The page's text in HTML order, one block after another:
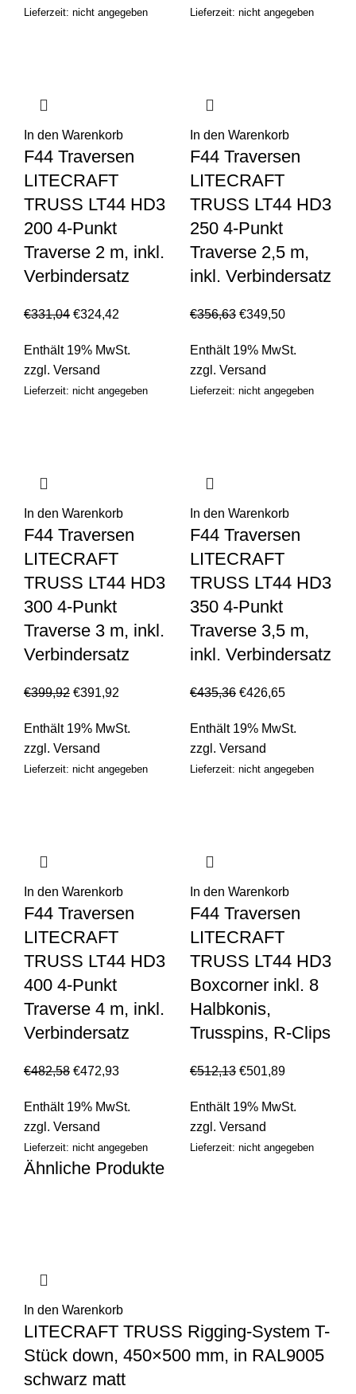
Lieferzeit: nicht angegeben Lieferzeit: nicht angegeben
In den Warenkorb
F44 Traversen
LITECRAFT
TRUSS LT44 HD3
200 4-Punkt
Traverse 2 m, inkl.
Verbindersatz
€331,04 €324,42
Enthält 19% MwSt.
zzgl. Versand
Lieferzeit: nicht angegeben
In den Warenkorb
F44 Traversen
LITECRAFT
TRUSS LT44 HD3
250 4-Punkt
Traverse 2,5 m,
inkl. Verbindersatz
€356,63 €349,50
Enthält 19% MwSt.
zzgl. Versand
Lieferzeit: nicht angegeben
In den Warenkorb
F44 Traversen
LITECRAFT
TRUSS LT44 HD3
300 4-Punkt
Traverse 3 m, inkl.
Verbindersatz
€399,92 €391,92
Enthält 19% MwSt.
zzgl. Versand
Lieferzeit: nicht angegeben
In den Warenkorb
F44 Traversen
LITECRAFT
TRUSS LT44 HD3
350 4-Punkt
Traverse 3,5 m,
inkl. Verbindersatz
€435,36 €426,65
Enthält 19% MwSt.
zzgl. Versand
Lieferzeit: nicht angegeben
In den Warenkorb
F44 Traversen
LITECRAFT
TRUSS LT44 HD3
400 4-Punkt
Traverse 4 m, inkl.
Verbindersatz
€482,58 €472,93
Enthält 19% MwSt.
zzgl. Versand
Lieferzeit: nicht angegeben
In den Warenkorb
F44 Traversen
LITECRAFT
TRUSS LT44 HD3
Boxcorner inkl. 8
Halbkonis,
Trusspins, R-Clips
€512,13 €501,89
Enthält 19% MwSt.
zzgl. Versand
Lieferzeit: nicht angegeben
Ähnliche Produkte
In den Warenkorb
LITECRAFT TRUSS Rigging-System T-
Stück down, 450×500 mm, in RAL9005
schwarz matt